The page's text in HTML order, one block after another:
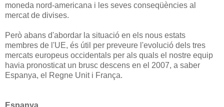
moneda nord-americana i les seves conseqüències al
mercat de divises.
Però abans d'abordar la situació en els nous estats
membres de l'UE, és útil per preveure l'evolució dels tres
mercats europeus occidentals per als quals el nostre equip
havia pronosticat un brusc descens en el 2007, a saber
Espanya, el Regne Unit i França.
Espanya